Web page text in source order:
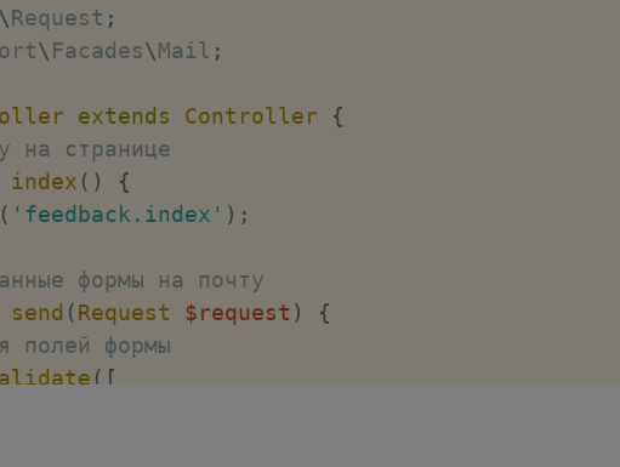
\Request ;
\ Facades\Mail ;
extends Controller
{
на странице
index ( )
{
( 'feedback.index' ) ;
формы на почту
send (Request $request )
{
полей формы
( [